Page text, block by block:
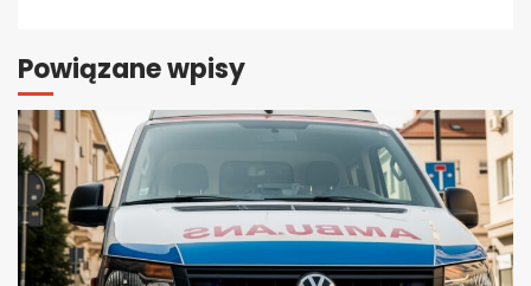
Powiązane wpisy